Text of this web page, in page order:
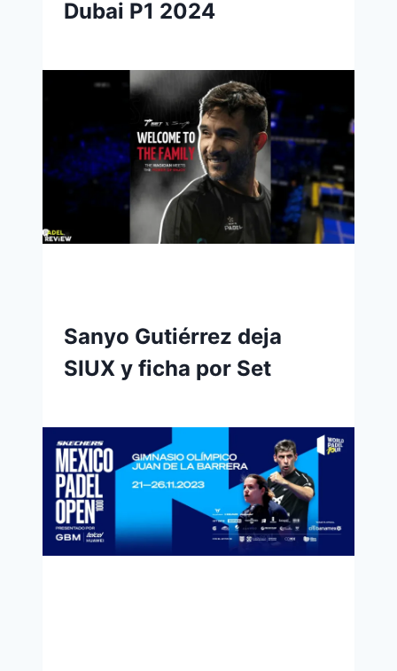
Dubai P1 2024
Sanyo Gutiérrez deja
SIUX y ficha por Set